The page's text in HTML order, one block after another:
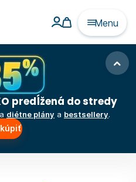
Menu
predĺžená do stredy
diétne plány a bestsellery.